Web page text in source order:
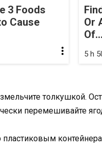
3 Foods
Cause
Or
Of...
5 h
толкушкой.
перемешивайте